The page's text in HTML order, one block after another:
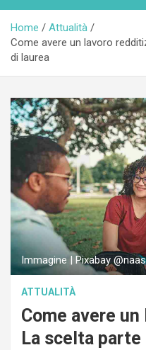
Home
Attualità
Come avere un lavoro
di laurea
Immagine | Pixabay
ATTUALITÀ
Come avere
La scelta